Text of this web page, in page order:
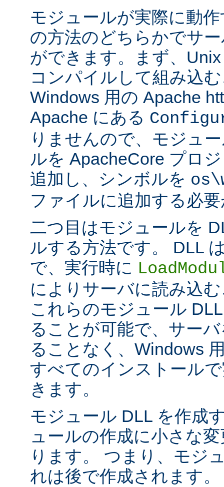
モジュールが実際に動
の方法のどちらかでサ
ができます。まず、
コンパイルして組み込
Windows 用の Apache
Apache にある
りませんので、モジュ
ルを ApacheCore プロ
追加し、シンボルを
ファイルに追加する必
二つ目はモジュールを
ルする方法です。 DLL
で、実行時に
によりサーバに読み込
これらのモジュール
ることが可能で、サー
ることなく、Windows
すべてのインストール
きます。
モジュール DLL を作成
ュールの作成に小さな
ります。 つまり、モジ
れは後で作成されます